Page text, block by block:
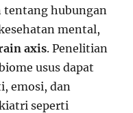
tentang hubungan
mental,
axis. Penelitian
usus dapat
emosi, dan
seperti